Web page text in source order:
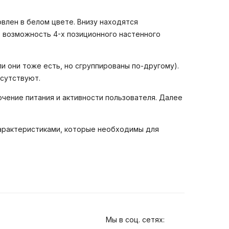
в белом цвете. Внизу находятся
4-х позиционного настенного
они тоже есть, но сгруппированы по-другому).
питания и активности пользователя. Далее
которые необходимы для
Мы в соц. сетях: